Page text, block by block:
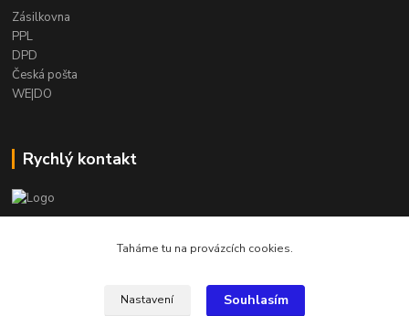
Zásilkovna
PPL
DPD
Česká pošta
WE|DO
Rychlý kontakt
info@armygalanterie.czTaháme tu na provázcích cookies.
Nastavení Souhlasím